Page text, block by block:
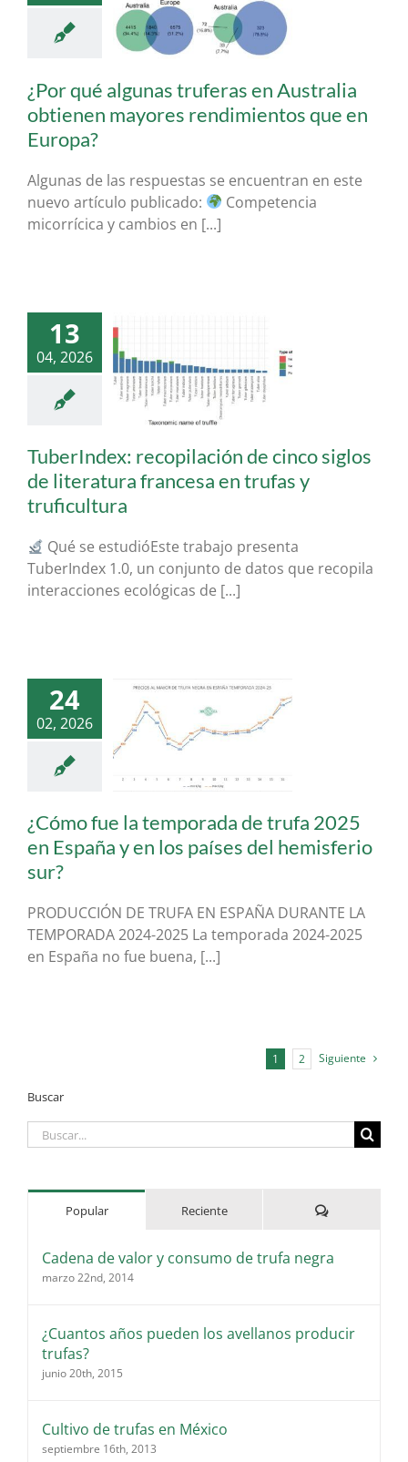
en Europa?
¿Por qué algunas truferas en Australia
obtienen mayores rendimientos que en
Europa?
Algunas de las respuestas se encuentran en este
nuevo artículo publicado:
Competencia
micorrícica y cambios en [...]
13
04, 2026
recopilación
siglos de
y truficultura
TuberIndex: recopilación de cinco siglos
de literatura francesa en trufas y
truficultura
Qué se estudióEste trabajo presenta
TuberIndex 1.0, un conjunto de datos que recopila
interacciones ecológicas de [...]
24
02, 2026
la temporada
en España y
países del
trufas
¿Cómo fue la temporada de trufa 2025
en España y en los países del hemisferio
sur?
PRODUCCIÓN DE TRUFA EN ESPAÑA DURANTE LA
TEMPORADA 2024-2025 La temporada 2024-2025
en España no fue buena, [...]
1 2 Siguiente
Buscar
Buscar:
Popular Reciente Comentarios
Cadena de valor y consumo de trufa negra
marzo 22nd, 2014
¿Cuantos años pueden los avellanos producir
trufas?
junio 20th, 2015
Cultivo de trufas en México
septiembre 16th, 2013